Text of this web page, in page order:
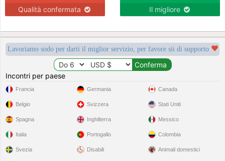
Qualità confermata Il migliore
Lavoriamo sodo per darti il miglior servizio, per favore sii di supporto
Incontri per paese
Francia
Belgio
Spagna
Italia
Svezia
Germania
Svizzera
Inghilterra
Portogallo
Disabili
Canada
Stati Uniti
Messico
Colombia
Animali domestici